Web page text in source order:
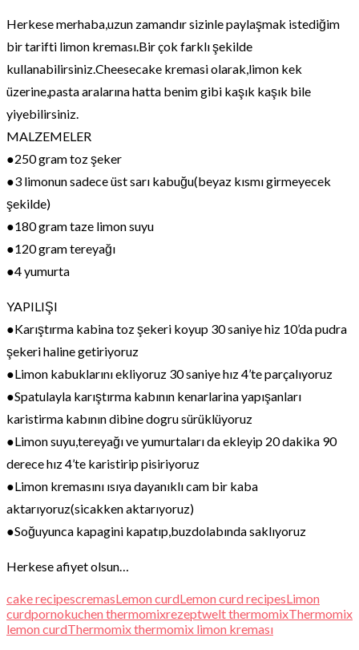
Herkese merhaba,uzun zamandır sizinle paylaşmak istediğim
bir tarifti limon kreması.Bir çok farklı şekilde
kullanabilirsiniz.Cheesecake kremasi olarak,limon kek
üzerine,pasta aralarına hatta benim gibi kaşık kaşık bile
yiyebilirsiniz.
MALZEMELER
●250 gram toz şeker
●3 limonun sadece üst sarı kabuğu(beyaz kısmı girmeyecek
şekilde)
●180 gram taze limon suyu
●120 gram tereyağı
●4 yumurta
YAPILIŞI
●Karıştırma kabina toz şekeri koyup 30 saniye hiz 10’da pudra
şekeri haline getiriyoruz
●Limon kabuklarını ekliyoruz 30 saniye hız 4’te parçalıyoruz
●Spatulayla karıştırma kabının kenarlarina yapışanları
karistirma kabının dibine dogru sürüklüyoruz
●Limon suyu,tereyağı ve yumurtaları da ekleyip 20 dakika 90
derece hız 4’te karistirip pisiriyoruz
●Limon kremasını ısıya dayanıklı cam bir kaba
aktarıyoruz(sicakken aktarıyoruz)
●Soğuyunca kapagini kapatıp,buzdolabında saklıyoruz
Herkese afiyet olsun…
cake recipescremasLemon curdLemon curd recipesLimon
curdpornokuchen thermomixrezeptwelt thermomixThermomix
lemon curdThermomix thermomix limon kreması